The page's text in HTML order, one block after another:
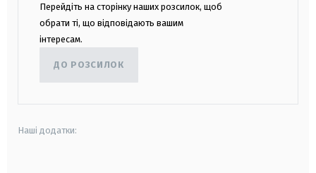
Перейдіть на сторінку наших розсилок, щоб
обрати ті, що відповідають вашим
інтересам.
ДО РОЗСИЛОК
Наші додатки: